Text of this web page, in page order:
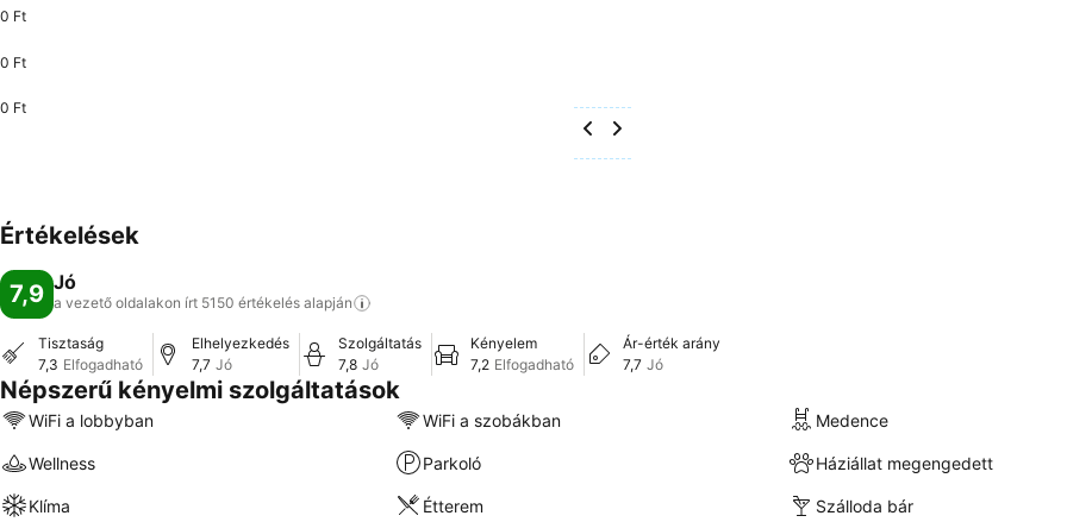
0 Ft
0 Ft
0 Ft
Értékelések
7,9 Jó
a vezető oldalakon írt 5150 értékelés alapján
Tisztaság
7,3 Elfogadható
Elhelyezkedés
7,7 Jó
Szolgáltatás
7,8 Jó
Kényelem
7,2 Elfogadható
Ár-érték arány
7,7 Jó
Népszerű kényelmi szolgáltatások
WiFi a lobbyban WiFi a szobákban Medence
Wellness Parkoló Háziállat megengedett
Klíma Étterem Szálloda bár